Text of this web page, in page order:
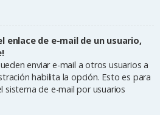
enlace de e-mail de un usuario,
enviar e-mail a otros usuarios a
habilita la opción. Esto es para
sistema de e-mail por usuarios